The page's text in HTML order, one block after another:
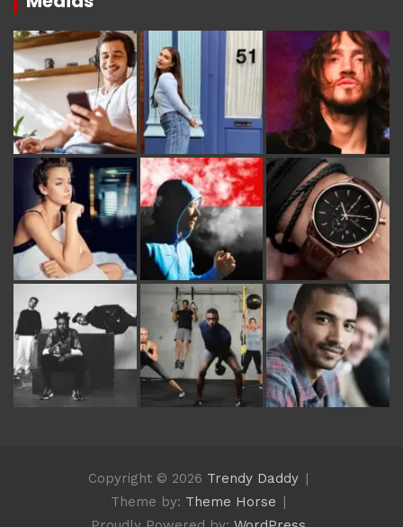
Copyright © 2026 Trendy Daddy
Theme by: Theme Horse